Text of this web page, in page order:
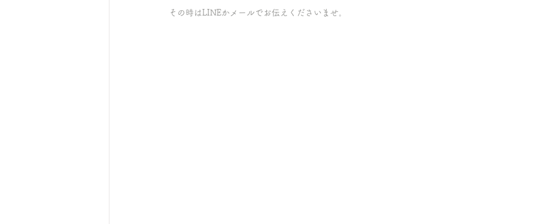
その時はLINEかメールでお伝えくださいませ。